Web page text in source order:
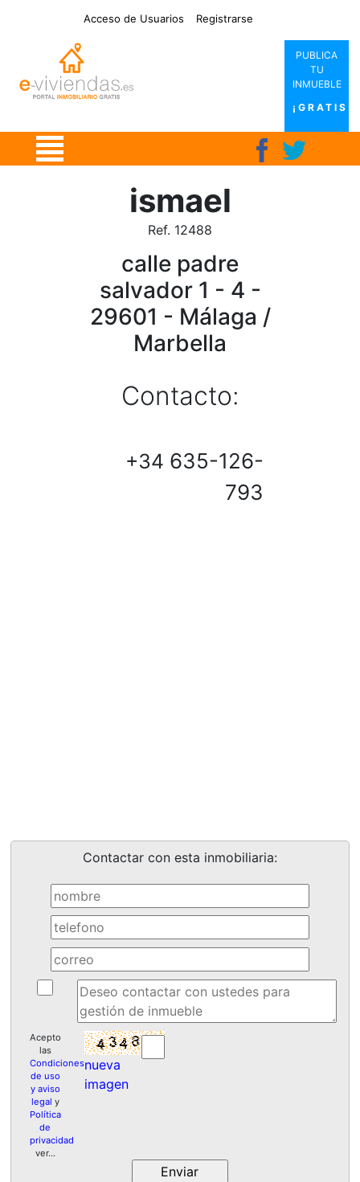
Acceso de Usuarios Registrarse
PUBLICA
TU
INMUEBLE
¡GRATIS!
ismael
Ref. 12488
calle padre
salvador 1 - 4 -
29601 - Málaga /
Marbella
Contacto:
+34 635-126-
793
Contactar con esta inmobiliaria:
Acepto
las
Condiciones
de uso
y aviso
legal y
Política
de
privacidad
ver...
nueva
imagen